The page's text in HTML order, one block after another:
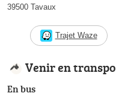
39500 Tavaux
Trajet Waze
Venir en
En bus